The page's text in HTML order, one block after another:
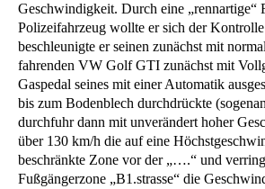
Geschwindigkeit. Durch eine „rennartige“
Polizeifahrzeug wollte er sich der
beschleunigte er seinen zunächst mit
fahrenden VW Golf GTI zunächst mit
Gaspedal seines mit einer Automatik
bis zum Bodenblech durchdrückte
durchfuhr dann mit unverändert hoher
über 130 km/h die auf eine
beschränkte Zone vor der „….“ und
Fußgängerzone „B1.strasse“ die